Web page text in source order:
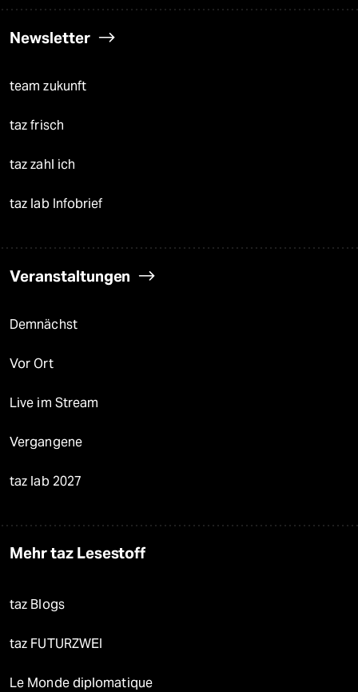
Newsletter
team zukunft
taz frisch
taz zahl ich
taz lab Infobrief
Veranstaltungen
Demnächst
Vor Ort
Live im Stream
Vergangene
taz lab 2027
Mehr taz Lesestoff
taz Blogs
taz FUTURZWEI
Le Monde diplomatique